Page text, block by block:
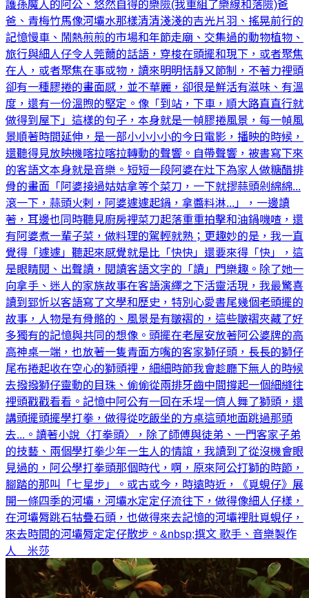
護孫魔人的阿公、悠然自得的樂險(我重組了樂線和落險)爸
爸、青梅竹馬像河壩水那樣清清淺淺的吉光片羽、搖晃前行的
記憶慢車、鬧熱煎煎的市場和年節走廟、交集過的動物植物、
旅行與細人仔令人莞薾的話語，穿梭在頭擺和現下，或者聚焦
在人，或者聚焦在事或物，讀來明明恬靜又節制，不著力裡頭
卻有一種膠捲的畫面感，並不華麗，卻很是鮮活有滋味、有溫
度，還有一份溫煦的堅定。像「到站，下車，順大路直直行就
做得到屋下」這樣的句子，本身就是一幀膠捲風景，每一幀風
景順著時間延伸，是一部小小小小的今日電影，播映的時候，
還聽得見放映機喀拉喀拉轉動的聲響。自帶聲響，被書寫下來
的客語文本身就是音樂。短短一段阿婆在灶下為家人做糖醋排
骨的畫面「阿婆接過姑姑拿等个菜刀，一下就摎蒜頭剁綿綿...
滾一下，蒜頭火剌，阿婆遽遽起鍋，拿醬料淋...」，一邊讀
著，耳邊也同時聽見廚房裡菜刀起落重重拍擊和油鍋嘰喳，還
有阿婆煮一輩子菜，做料理的駕輕就熟；更趣妙的是，我一直
覺得「遽遽」聽起來感覺就是比「快快」還要來得「快」，這
是眼睛閱、出聲讀，閱讀客語文字的「讀」門樂趣。除了她一
向拿手、迷人的家族故事在客語演繹之下活靈活現，我最驚喜
讀到郅忻以客語寫了文學和歷史，特別心愛書尾幾個老頭擺的
故事，人物是有骨骼的、風景是有皺褶的，這些皺褶夾藏了好
多獨有的記憶與共同的想像。頭擺在老屋安放著阿公婆牌的高
高神桌一端，也放著一隻青面方嘴的客家獅仔頭，長長的獅仔
尾布捲起收在空心的獅頭裡，細細時節我會趁廳下無人的時候
去撥撥獅仔靈動的目珠、偷偷從兩排牙齒中間撐起一個細縫往
裡頭戳戳看看。記憶中阿公有一回在禾埕一儕人舞了獅頭，還
講頭擺頭擺學打拳，做得從吃飯坐的方桌這頭地面跳過那頭
去...。讀著小說〈打拳頭〉，除了師傅與徒弟、一門客家子弟
的技藝、兩個學打拳少年一生人的情誼，我讀到了從沒機會眼
見過的，阿公學打拳頭那個時代，啊，原來阿公打獅的時節，
腳踏的那叫「七星步」。或古或今，時遠時近，《覓蜆仔》展
開一條四季的河壩，河壩水定定仔流往下，做得像細人仔樣，
在河壩脣跳石牯疊石頭，也做得來去記憶的河壩裡肚覓蜆仔，
來去時間的河壩脣定定仔散步。&nbsp;撰文 歌手、音樂製作
人 米莎